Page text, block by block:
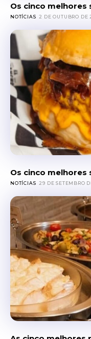
Os cinco melhores
NOTÍCIAS 2 DE OUTUBRO DE
Os cinco melhores
NOTÍCIAS 29 DE SETEMBRO